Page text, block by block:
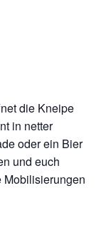
die Kneipe
in netter
oder ein Bier
und euch
Mobilisierungen